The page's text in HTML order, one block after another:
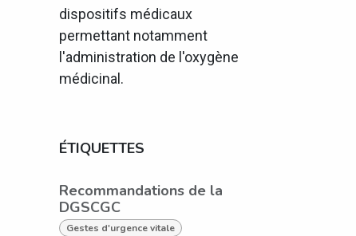
dispositifs médicaux
permettant notamment
l'administration de l'oxygène
médicinal.
ÉTIQUETTES
Recommandations de la
DGSCGC
Gestes d'urgence vitale